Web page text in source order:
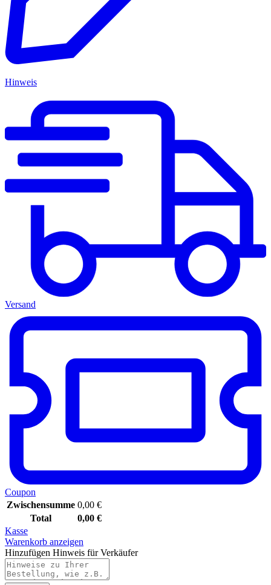
Hinweis
Versand
Coupon
Zwischensumme 0,00 €
Total
0,00 €
Kasse
Warenkorb anzeigen
Hinzufügen Hinweis für Verkäufer